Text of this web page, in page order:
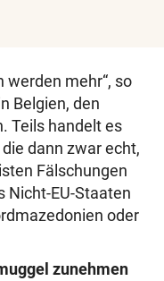
werden mehr“, so
Belgien, den
Teils handelt es
dann zwar echt,
Fälschungen
Nicht-EU-Staaten
oder
zunehmen